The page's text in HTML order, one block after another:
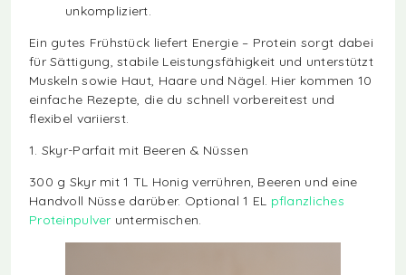
unkompliziert.
Ein gutes Frühstück liefert Energie – Protein sorgt dabei
für Sättigung, stabile Leistungsfähigkeit und unterstützt
Muskeln sowie Haut, Haare und Nägel. Hier kommen 10
einfache Rezepte, die du schnell vorbereitest und
flexibel variierst.
1. Skyr-Parfait mit Beeren & Nüssen
300 g Skyr mit 1 TL Honig verrühren, Beeren und eine
Handvoll Nüsse darüber. Optional 1 EL pflanzliches
Proteinpulver untermischen.